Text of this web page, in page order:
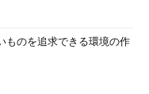
ものを追求できる環境の作